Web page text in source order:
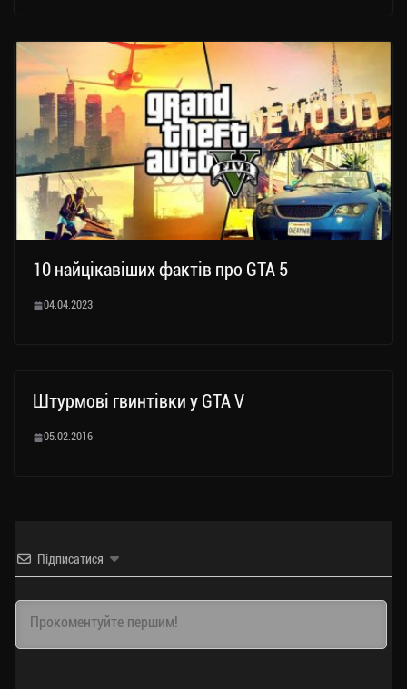
10 найцікавіших фактів про GTA 5
04.04.2023
Штурмові гвинтівки у GTA V
05.02.2016
Підписатися